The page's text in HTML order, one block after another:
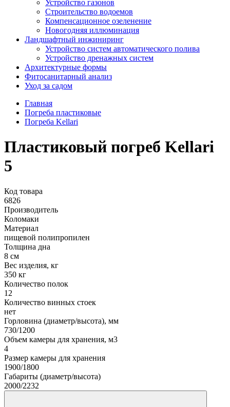
Устройство газонов
Строительство водоемов
Компенсационное озеленение
Новогодняя иллюминация
Ландшафтный инжиниринг
Устройство систем автоматического полива
Устройство дренажных систем
Aрхитектурные формы
Фитосанитарный анализ
Уход за садом
Главная
Погреба пластиковые
Погреба Kellari
Пластиковый погреб Kellari
5
Код товара
6826
Производитель
Коломаки
Материал
пищевой полипропилен
Толщина дна
8 см
Вес изделия, кг
350 кг
Количество полок
12
Количество винных стоек
нет
Горловина (диаметр/высота), мм
730/1200
Объем камеры для хранения, м3
4
Размер камеры для хранения
1900/1800
Габариты (диаметр/высота)
2000/2232